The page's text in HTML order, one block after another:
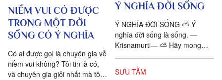
NIỀM VUI CÓ ĐƯỢC
TRONG MỘT ĐỜI
SỐNG CÓ Ý NGHĨA
Có ai được gọi là chuyên gia về
niềm vui không? Tôi tin là có,
và chuyên gia giỏi nhất mà tôi
Ý NGHĨA ĐỜI SỐNG
Ý NGHĨA ĐỜI SỐNG ⛅ Ý
nghĩa đời sống là sống. —
Krisnamurti— ⛅ Hãy mong
trị cho cái gì vĩ đại! Hãy mong...
SƯU TẦM